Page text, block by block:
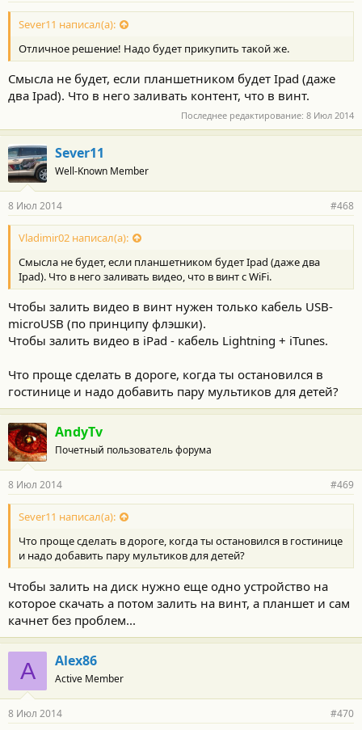
Sever11 написал(а):
Отличное решение! Надо будет прикупить такой же.
Смысла не будет, если планшетником будет Ipad (даже
два Ipad). Что в него заливать контент, что в винт.
Последнее редактирование: 8 Июл 2014
Sever11
Well-Known Member
8 Июл 2014 #468
Vladimir02 написал(а):
Смысла не будет, если планшетником будет Ipad (даже два
Ipad). Что в него заливать видео, что в винт с WiFi.
Чтобы залить видео в винт нужен только кабель USB-
microUSB (по принципу флэшки).
Чтобы залить видео в iPad - кабель Lightning + iTunes.
Что проще сделать в дороге, когда ты остановился в
гостинице и надо добавить пару мультиков для детей?
AndyTv
Почетный пользователь форума
8 Июл 2014 #469
Sever11 написал(а):
Что проще сделать в дороге, когда ты остановился в гостинице
и надо добавить пару мультиков для детей?
Чтобы залить на диск нужно еще одно устройство на
которое скачать а потом залить на винт, а планшет и сам
качнет без проблем...
A Alex86
Active Member
8 Июл 2014 #470